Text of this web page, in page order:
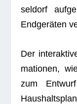
sel­dorf
End­ge­rä­ten
Der
ma­tio­nen,
zum